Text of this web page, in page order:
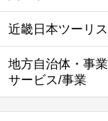
近畿日本ツーリ
地方自治体・事
サービス/事業